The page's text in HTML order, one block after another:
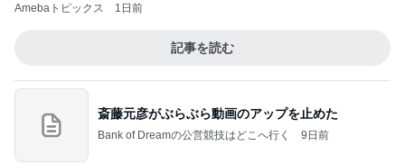
Amebaトピックス 1日前
記事を読む
斎藤元彦がぶらぶら動画のアップを止めた
Bank of Dreamの公営競技はどこへ行く 9日前